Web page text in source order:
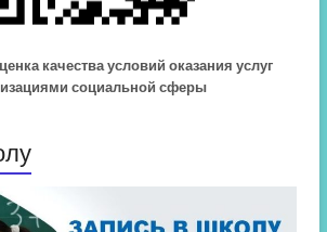
качества условий оказания услуг
социальной сферы